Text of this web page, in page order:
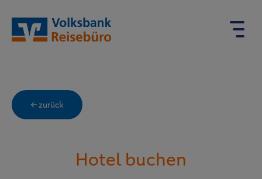
← zurück
Hotel buchen